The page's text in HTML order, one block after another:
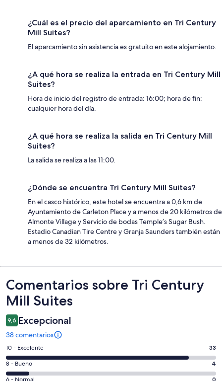
¿Cuál es el precio del aparcamiento en Tri Century
Mill Suites?
El aparcamiento sin asistencia es gratuito en este alojamiento.
¿A qué hora se realiza la entrada en Tri Century Mill
Suites?
Hora de inicio del registro de entrada: 16:00; hora de fin:
cualquier hora del día.
¿A qué hora se realiza la salida en Tri Century Mill
Suites?
La salida se realiza a las 11:00.
¿Dónde se encuentra Tri Century Mill Suites?
En el casco histórico, este hotel se encuentra a 0,6 km de
Ayuntamiento de Carleton Place y a menos de 20 kilómetros de
Almonte Village y Servicio de bodas Temple’s Sugar Bush.
Estadio Canadian Tire Centre y Granja Saunders también están
a menos de 32 kilómetros.
Comentarios
Comentarios sobre Tri Century
Mill Suites
9,6 Excepcional
38 comentarios
33
comentarios
de
10 - Excelente 33
4
comentarios
8 - Bueno 4
0